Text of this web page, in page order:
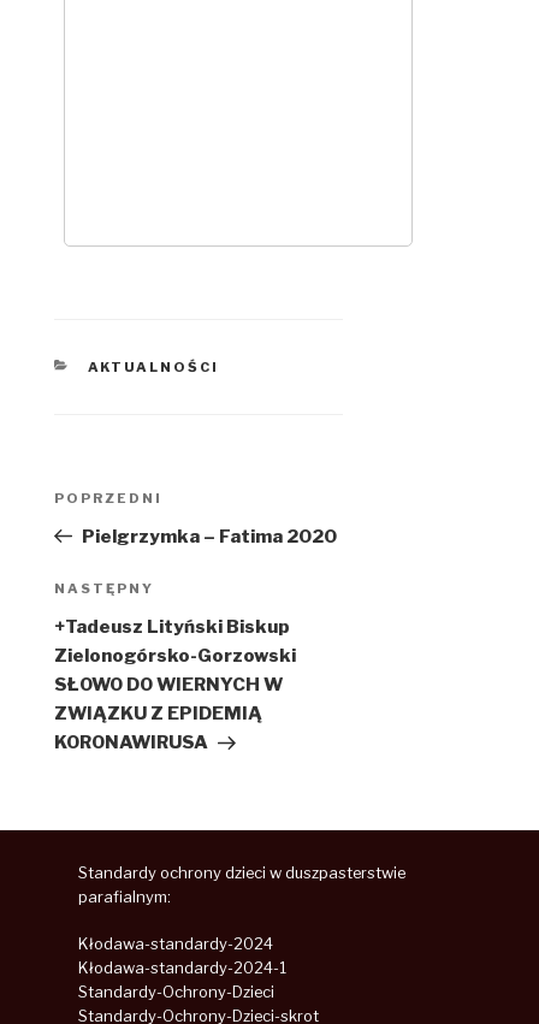
KATEGORIE
AKTUALNOŚCI
Poprzedni
wpis
POPRZEDNI
Pielgrzymka – Fatima 2020
Następny
wpis
NASTĘPNY
+Tadeusz Lityński Biskup
Zielonogórsko-Gorzowski
SŁOWO DO WIERNYCH W
ZWIĄZKU Z EPIDEMIĄ
KORONAWIRUSA
Standardy ochrony dzieci w duszpasterstwie
parafialnym:
Kłodawa-standardy-2024
Kłodawa-standardy-2024-1
Standardy-Ochrony-Dzieci
Standardy-Ochrony-Dzieci-skrot